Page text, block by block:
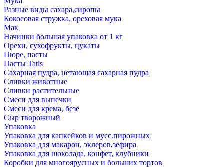
Разные виды сахара,сиропы
Кокосовая стружка, ореховая мука
Мак
Начинки большая упаковка от 1 кг
Орехи, сухофрукты, цукаты
Пюре, пасты
Пасты Tatis
Сахарная пудра, нетающая сахарная пудра
Сливки животные
Сливки растительные
Смеси для выпечки
Смеси для крема, безе
Сыр творожный
Упаковка
Упаковка для капкейков и мусс.пирожных
Упаковка для макарон, эклеров,зефира
Упаковка для шоколада, конфет, клубники
Коробки для многоярусных и больших тортов